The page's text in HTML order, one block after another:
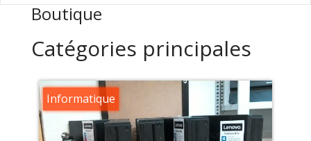
Boutique
Catégories principales
Informatique